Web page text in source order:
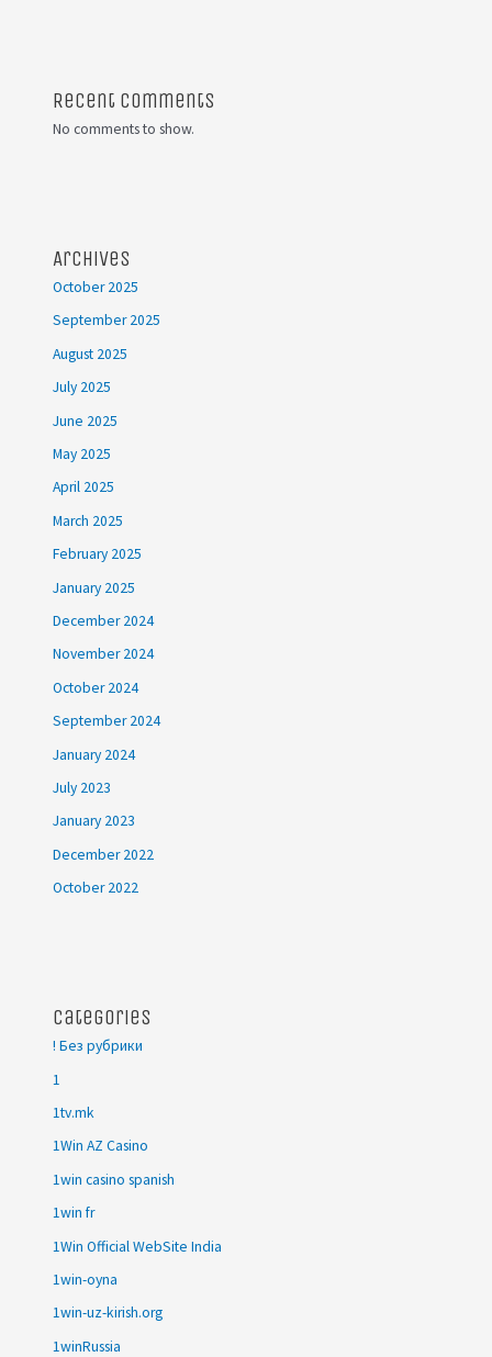
Recent Comments
No comments to show.
Archives
October 2025
September 2025
August 2025
July 2025
June 2025
May 2025
April 2025
March 2025
February 2025
January 2025
December 2024
November 2024
October 2024
September 2024
January 2024
July 2023
January 2023
December 2022
October 2022
Categories
! Без рубрики
1
1tv.mk
1Win AZ Casino
1win casino spanish
1win fr
1Win Official WebSite India
1win-oyna
1win-uz-kirish.org
1winRussia